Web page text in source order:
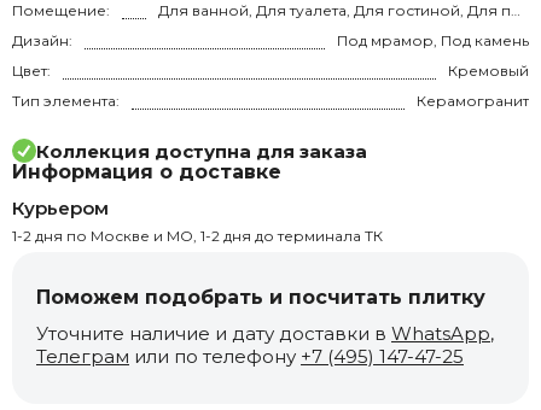
Помещение:
Для ванной, Для туалета, Для гостиной, Для прихожей, Для кухни, Для спальни, на теплый пол
Дизайн:
Под мрамор, Под камень
Цвет:
Кремовый
Тип элемента:
Керамогранит
Коллекция доступна для заказа
Информация о доставке
Курьером
1-2 дня по Москве и МО, 1-2 дня до терминала ТК
Поможем подобрать и посчитать плитку
Уточните наличие и дату доставки в WhatsApp,
Телеграм или по телефону +7 (495) 147-47-25